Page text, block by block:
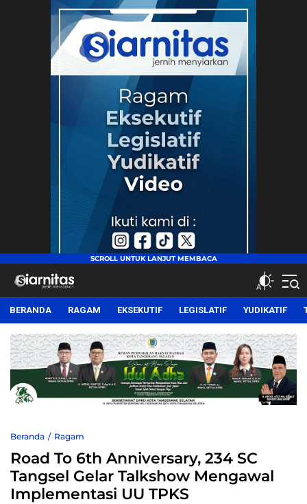
siarnitas
Jernih Menyiarkan
BERANDA RAGAM EKSEKUTIF LEGISLATIF YUDIKATIF
Beranda Ragam
Road To 6th Anniversary, 234 SC
Tangsel Gelar Talkshow Mengawal
Implementasi UU TPKS